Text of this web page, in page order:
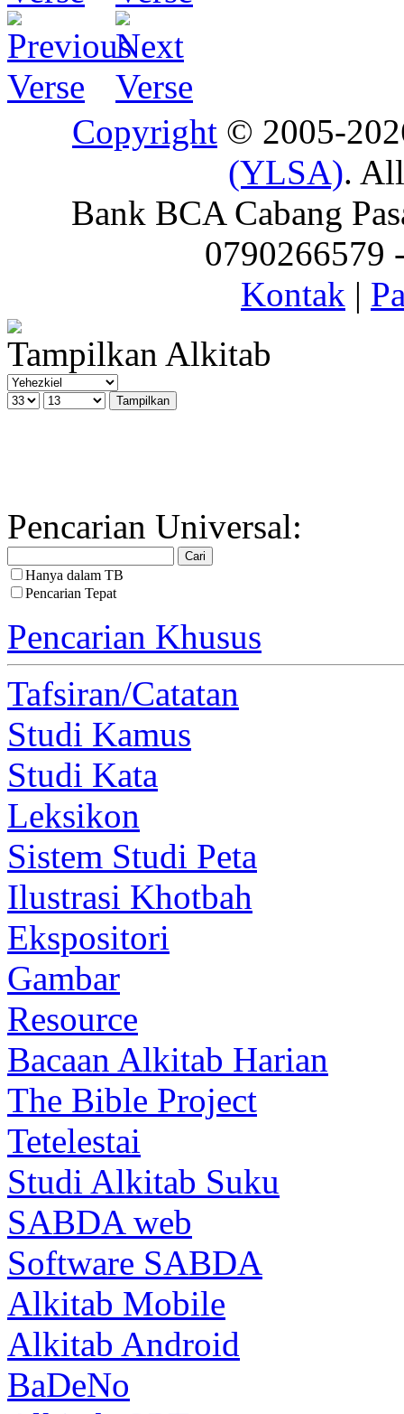
Copyright © 2005-
(YLSA).
Bank BCA Cabang
0790266579
Kontak |
Tampilkan Alkitab
Pencarian Universal:
Hanya dalam TB
Pencarian Tepat
Pencarian Khusus
Tafsiran/Catatan
Studi Kamus
Studi Kata
Leksikon
Sistem Studi Peta
Ilustrasi Khotbah
Ekspositori
Gambar
Resource
Bacaan Alkitab Harian
The Bible Project
Tetelestai
Studi Alkitab Suku
SABDA web
Software SABDA
Alkitab Mobile
Alkitab Android
BaDeNo